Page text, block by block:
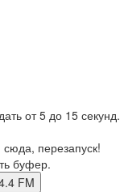
от 5 до 15 секунд.
перезапуск!
буфер.
FM